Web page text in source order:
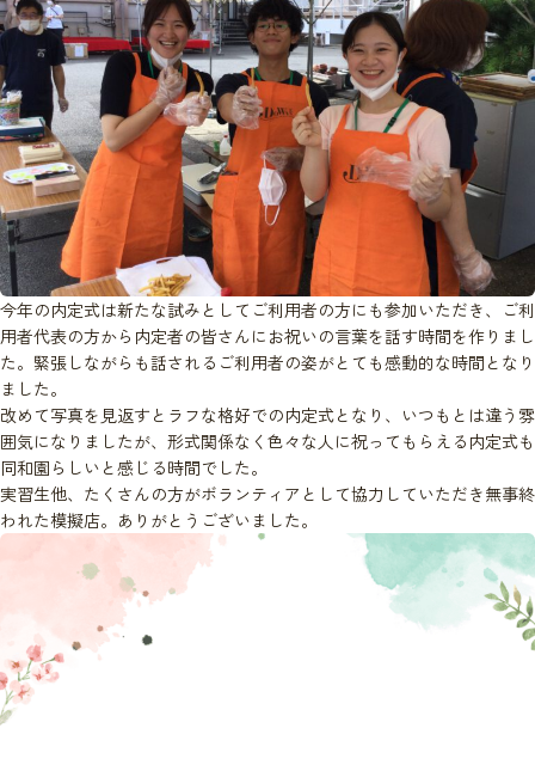
今年の内定式は新たな試みとしてご利用者の方にも参加いただき、ご利
用者代表の方から内定者の皆さんにお祝いの言葉を話す時間を作りまし
た。緊張しながらも話されるご利用者の姿がとても感動的な時間となり
ました。
改めて写真を見返すとラフな格好での内定式となり、いつもとは違う雰
囲気になりましたが、形式関係なく色々な人に祝ってもらえる内定式も
同和園らしいと感じる時間でした。
実習生他、たくさんの方がボランティアとして協力していただき無事終
われた模擬店。ありがとうございました。